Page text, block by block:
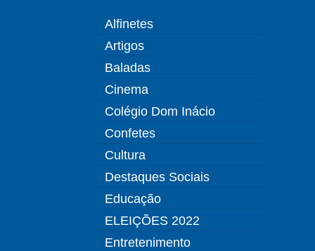
Alfinetes
Artigos
Baladas
Cinema
Colégio Dom Inácio
Confetes
Cultura
Destaques Sociais
Educação
ELEIÇÕES 2022
Entretenimento